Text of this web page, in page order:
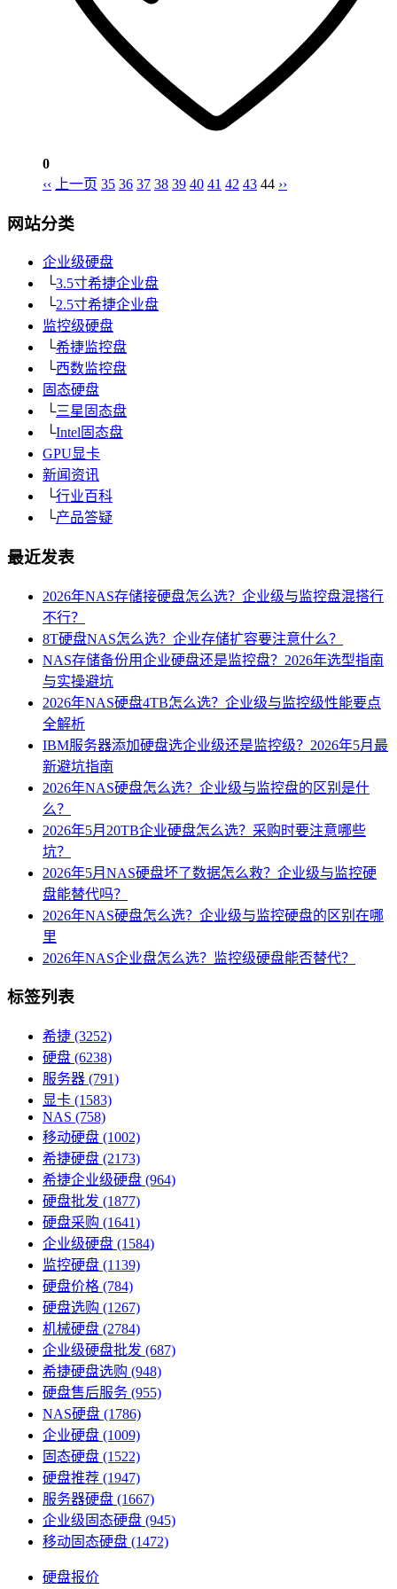
0
‹‹
上一页 35 36 37 38 39 40 41 42 43 44 ››
网站分类
企业级硬盘
└3.5寸希捷企业盘
└2.5寸希捷企业盘
监控级硬盘
└希捷监控盘
└西数监控盘
固态硬盘
└三星固态盘
└Intel固态盘
GPU显卡
新闻资讯
└行业百科
└产品答疑
最近发表
2026年NAS存储接硬盘怎么选？企业级与监控盘混搭行
不行？
8T硬盘NAS怎么选？企业存储扩容要注意什么？
NAS存储备份用企业硬盘还是监控盘？2026年选型指南
与实操避坑
2026年NAS硬盘4TB怎么选？企业级与监控级性能要点
全解析
IBM服务器添加硬盘选企业级还是监控级？2026年5月最
新避坑指南
2026年NAS硬盘怎么选？企业级与监控盘的区别是什
么？
2026年5月20TB企业硬盘怎么选？采购时要注意哪些
坑？
2026年5月NAS硬盘坏了数据怎么救？企业级与监控硬
盘能替代吗？
2026年NAS硬盘怎么选？企业级与监控硬盘的区别在哪
里
2026年NAS企业盘怎么选？监控级硬盘能否替代？
标签列表
希捷 (3252)
硬盘 (6238)
服务器 (791)
显卡 (1583)
NAS (758)
移动硬盘 (1002)
希捷硬盘 (2173)
希捷企业级硬盘 (964)
硬盘批发 (1877)
硬盘采购 (1641)
企业级硬盘 (1584)
监控硬盘 (1139)
硬盘价格 (784)
硬盘选购 (1267)
机械硬盘 (2784)
企业级硬盘批发 (687)
希捷硬盘选购 (948)
硬盘售后服务 (955)
NAS硬盘 (1786)
企业硬盘 (1009)
固态硬盘 (1522)
硬盘推荐 (1947)
服务器硬盘 (1667)
企业级固态硬盘 (945)
移动固态硬盘 (1472)
硬盘报价